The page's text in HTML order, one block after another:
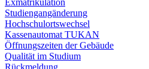
Exmatrikulation
Studiengangänderung
Hochschulortswechsel
Kassenautomat TUKAN
Öffnungszeiten der Gebäude
Qualität im Studium
Rückmeldung